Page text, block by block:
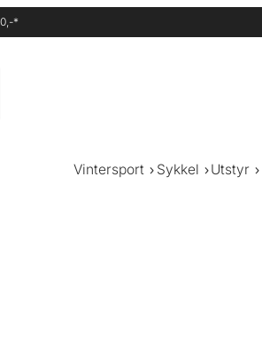
*
Vintersport Sykkel Utstyr